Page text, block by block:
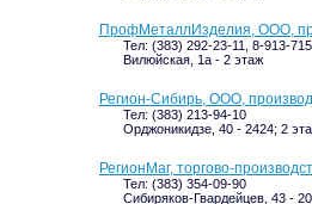
ПрофМеталлИзделия, ООО,
Тел: (383) 292-23-11, 8-913-
Вилюйская, 1а - 2 этаж
Регион-Сибирь, ООО,
Тел: (383) 213-94-10
Орджоникидзе, 40 - 2424; 2
РегионМаг, торгово-
Тел: (383) 354-09-90
Сибиряков-Гвардейцев, 43 -